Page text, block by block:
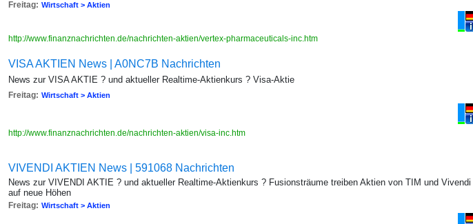
Freitag: Wirtschaft > Aktien
http://www.finanznachrichten.de/nachrichten-aktien/vertex-pharmaceuticals-inc.htm
VISA AKTIEN News | A0NC7B Nachrichten
News zur VISA AKTIE ? und aktueller Realtime-Aktienkurs ? Visa-Aktie
Freitag: Wirtschaft > Aktien
http://www.finanznachrichten.de/nachrichten-aktien/visa-inc.htm
VIVENDI AKTIEN News | 591068 Nachrichten
News zur VIVENDI AKTIE ? und aktueller Realtime-Aktienkurs ? Fusionsträume treiben Aktien von TIM und Vivendi
auf neue Höhen
Freitag: Wirtschaft > Aktien